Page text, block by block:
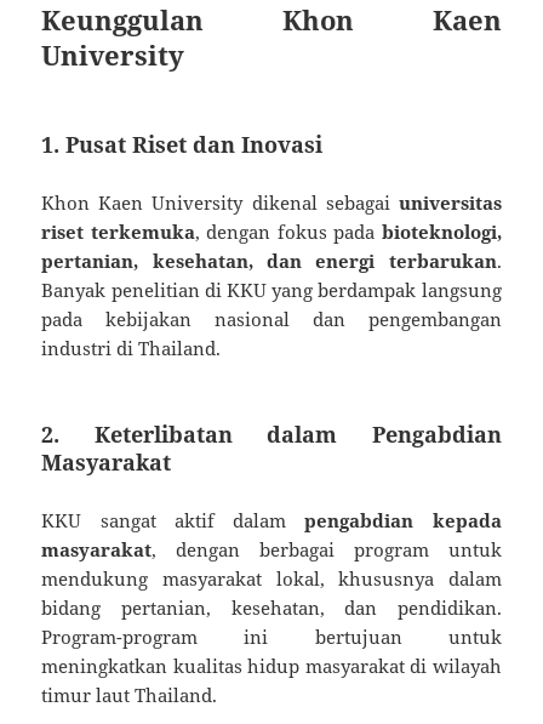
Keunggulan Khon Kaen
University
1. Pusat Riset dan Inovasi
Khon Kaen University dikenal sebagai universitas
riset terkemuka, dengan fokus pada bioteknologi,
pertanian, kesehatan, dan energi terbarukan.
Banyak penelitian di KKU yang berdampak langsung
pada kebijakan nasional dan pengembangan
industri di Thailand.
2. Keterlibatan dalam Pengabdian
Masyarakat
KKU sangat aktif dalampengabdian kepada
masyarakat, dengan berbagai program untuk
mendukung masyarakat lokal, khususnya dalam
bidang pertanian, kesehatan, dan pendidikan.
Program-program ini bertujuan untuk
meningkatkan kualitas hidup masyarakat di wilayah
timur laut Thailand.